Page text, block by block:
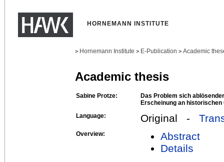
HORNEMANN INSTITUTE
> Hornemann Institute > E-Publication > Academic
Academic thesis
Sabine Protze:
Das Problem sich
Erscheinung an historischen
Language:
Original -
Overview:
Abstract
Details